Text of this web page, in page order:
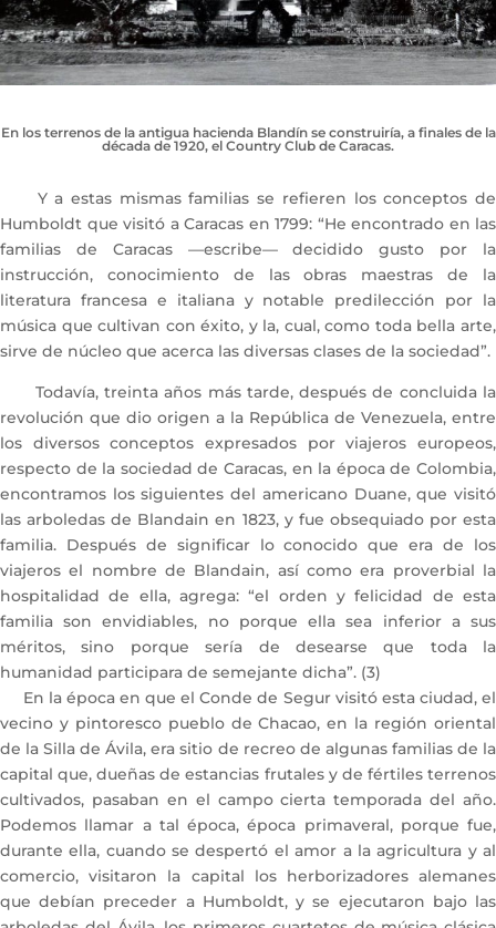
En los terrenos de la antigua hacienda Blandín se construiría, a finales de la
década de 1920, el Country Club de Caracas.
Y a estas mismas familias se refieren los conceptos de
Humboldt que visitó a Caracas en 1799: “He encontrado en las
familias de Caracas —escribe— decidido gusto por la
instrucción, conocimiento de las obras maestras de la
literatura francesa e italiana y notable predilección por la
música que cultivan con éxito, y la, cual, como toda bella arte,
sirve de núcleo que acerca las diversas clases de la sociedad”.
Todavía, treinta años más tarde, después de concluida la
revolución que dio origen a la República de Venezuela, entre
los diversos conceptos expresados por viajeros europeos,
respecto de la sociedad de Caracas, en la época de Colombia,
encontramos los siguientes del americano Duane, que visitó
las arboledas de Blandain en 1823, y fue obsequiado por esta
familia. Después de significar lo conocido que era de los
viajeros el nombre de Blandain, así como era proverbial la
hospitalidad de ella, agrega: “el orden y felicidad de esta
familia son envidiables, no porque ella sea inferior a sus
méritos, sino porque sería de desearse que toda la
humanidad participara de semejante dicha”. (3)
En la época en que el Conde de Segur visitó esta ciudad, el
vecino y pintoresco pueblo de Chacao, en la región oriental
de la Silla de Ávila, era sitio de recreo de algunas familias de la
capital que, dueñas de estancias frutales y de fértiles terrenos
cultivados, pasaban en el campo cierta temporada del año.
Podemos llamar a tal época, época primaveral, porque fue,
durante ella, cuando se despertó el amor a la agricultura y al
comercio, visitaron la capital los herborizadores alemanes
que debían preceder a Humboldt, y se ejecutaron bajo las